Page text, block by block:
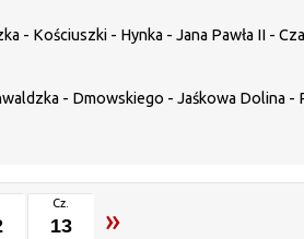
- Kościuszki - Hynka - Jana Pawła II -
- Dmowskiego - Jaśkowa Dolina -
Cz.
13 »